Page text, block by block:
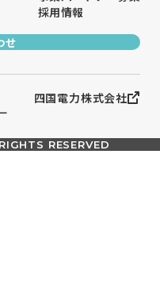
採用情報
せ
四国電力株式会社
RESERVED